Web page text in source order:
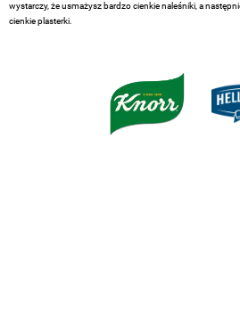
wystarczy, że usmażysz bardzo cienkie naleśniki, a
cienkie plasterki.